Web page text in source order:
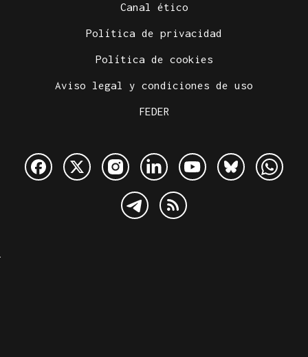
Canal ético
Política de privacidad
Política de cookies
Aviso legal y condiciones de uso
FEDER